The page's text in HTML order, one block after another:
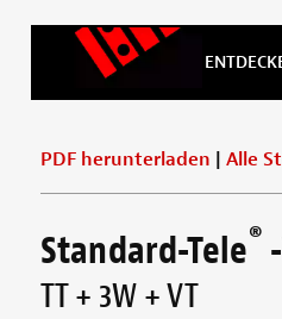
PDF herunterladen | Alle
Standard-Tele®
TT + 3W + VT